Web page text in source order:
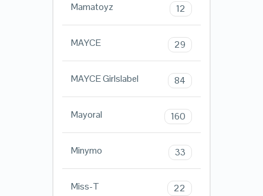
Mamatoyz 12
MAYCE 29
MAYCE Girlslabel 84
Mayoral 160
Minymo 33
Miss-T 22